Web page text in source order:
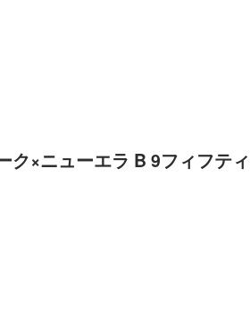
ク×ニューエラ B 9フィフティ